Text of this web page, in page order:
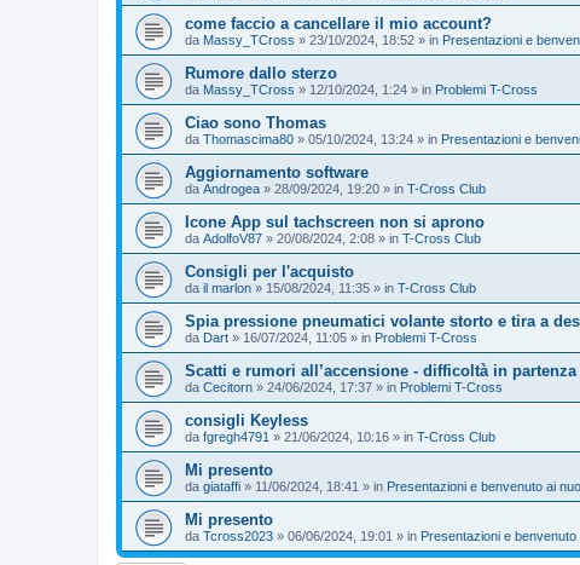
come faccio a cancellare il mio account?
da Massy_TCross » 23/10/2024, 18:52 » in Presentazioni e
Rumore dallo sterzo
da Massy_TCross » 12/10/2024, 1:24 » in Problemi T-Cross
Ciao sono Thomas
da Thomascima80 » 05/10/2024, 13:24 » in Presentazioni e
Aggiornamento software
da Androgea » 28/09/2024, 19:20 » in T-Cross Club
Icone App sul tachscreen non si aprono
da AdolfoV87 » 20/08/2024, 2:08 » in T-Cross Club
Consigli per l'acquisto
da il marlon » 15/08/2024, 11:35 » in T-Cross Club
Spia pressione pneumatici volante storto e tira a
da Dart » 16/07/2024, 11:05 » in Problemi T-Cross
Scatti e rumori all’accensione - difficoltà in partenza
da Cecitorn » 24/06/2024, 17:37 » in Problemi T-Cross
consigli Keyless
da fgregh4791 » 21/06/2024, 10:16 » in T-Cross Club
Mi presento
da giataffi » 11/06/2024, 18:41 » in Presentazioni e benvenuto ai
Mi presento
da Tcross2023 » 06/06/2024, 19:01 » in Presentazioni e